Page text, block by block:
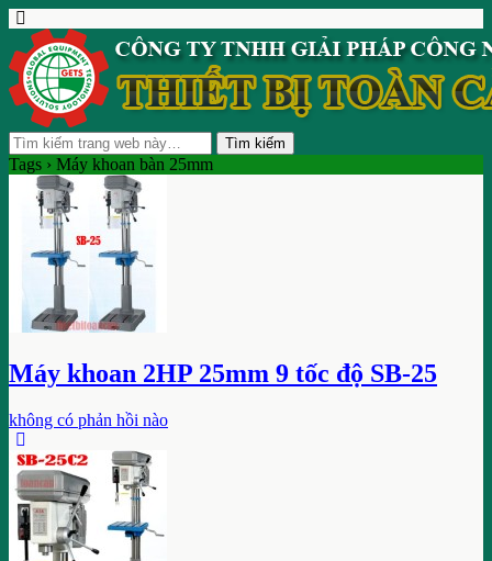
Tags › Máy khoan bàn 25mm
Máy khoan 2HP 25mm 9 tốc độ SB-25
không có phản hồi nào